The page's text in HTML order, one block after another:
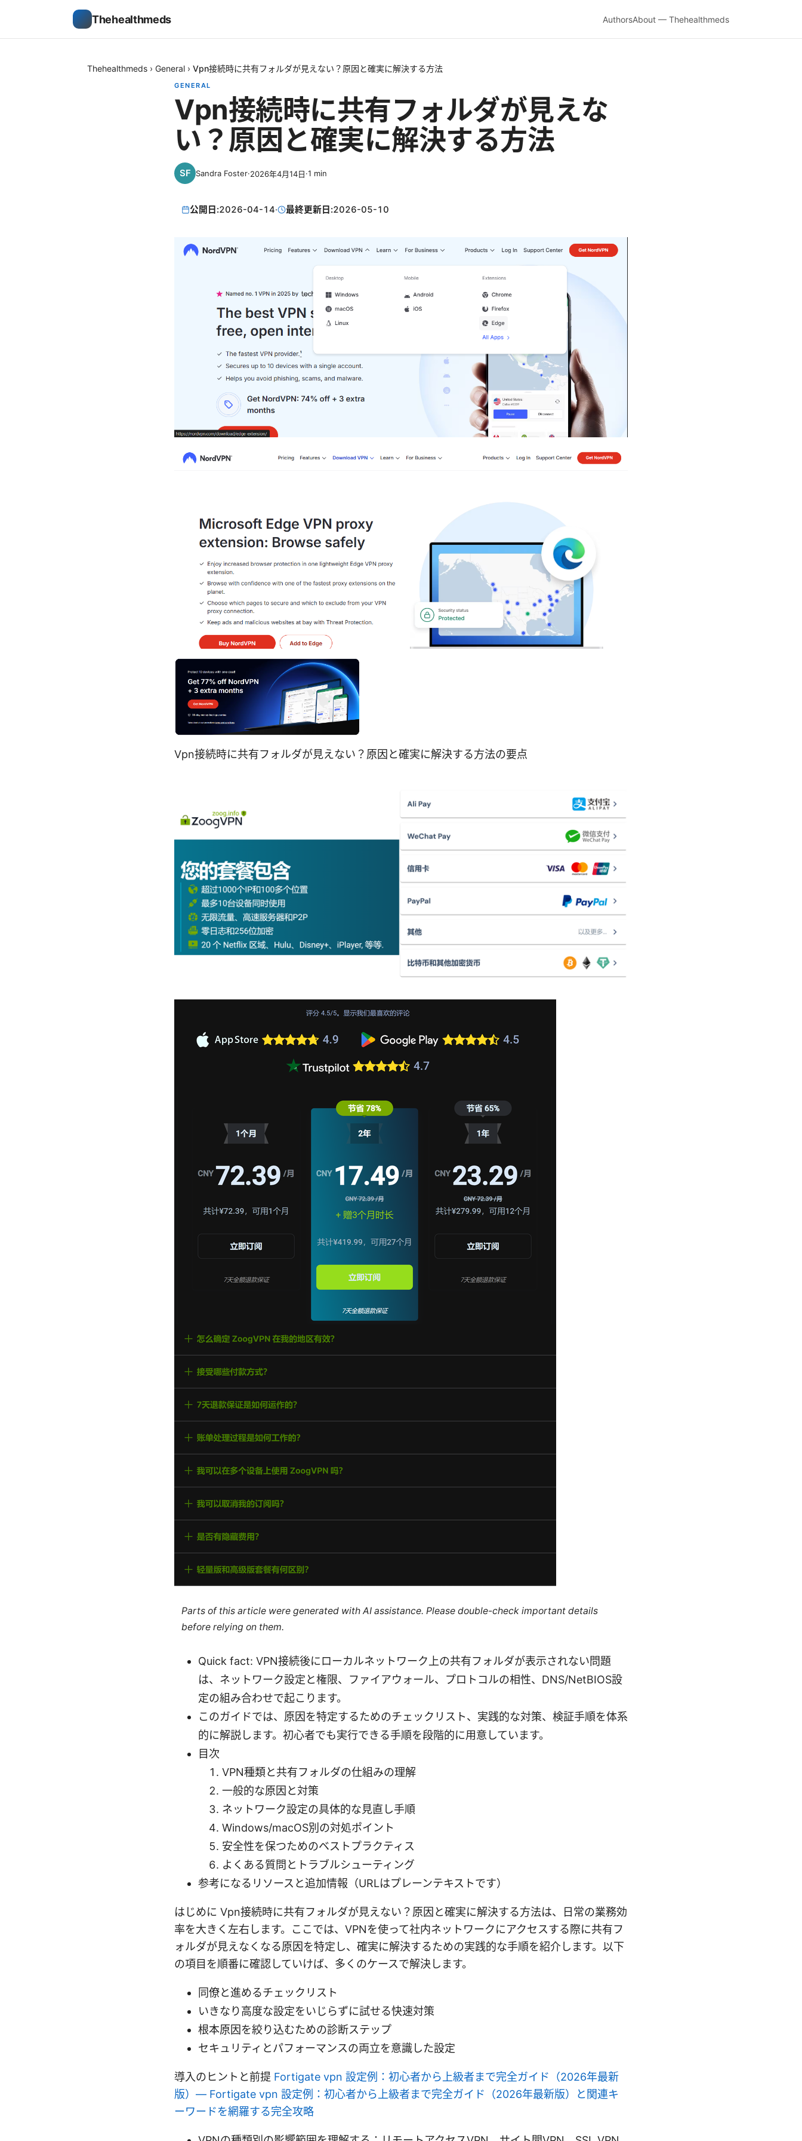
Thehealthmeds AuthorsAbout — Thehealthmeds
Thehealthmeds › General › Vpn接続時に共有フォルダが見えない？原因と確実に解決する方法
GENERAL
Vpn接続時に共有フォルダが見えな
い？原因と確実に解決する方法
Sandra Foster·2026年4月14日·1 min
公開日:2026-04-14· 最終更新日:2026-05-10
Vpn接続時に共有フォルダが見えない？原因と確実に解決する方法の要点
Parts of this article were generated with AI assistance. Please double-check important details
before relying on them.
Quick fact: VPN接続後にローカルネットワーク上の共有フォルダが表示されない問題
は、ネットワーク設定と権限、ファイアウォール、プロトコルの相性、DNS/NetBIOS設
定の組み合わせで起こります。
このガイドでは、原因を特定するためのチェックリスト、実践的な対策、検証手順を体系
的に解説します。初心者でも実行できる手順を段階的に用意しています。
目次
VPN種類と共有フォルダの仕組みの理解
一般的な原因と対策
ネットワーク設定の具体的な見直し手順
Windows/macOS別の対処ポイント
安全性を保つためのベストプラクティス
よくある質問とトラブルシューティング
参考になるリソースと追加情報（URLはプレーンテキストです）
はじめに Vpn接続時に共有フォルダが見えない？原因と確実に解決する方法は、日常の業務効
率を大きく左右します。ここでは、VPNを使って社内ネットワークにアクセスする際に共有フ
ォルダが見えなくなる原因を特定し、確実に解決するための実践的な手順を紹介します。以下
の項目を順番に確認していけば、多くのケースで解決します。
同僚と進めるチェックリスト
いきなり高度な設定をいじらずに試せる快速対策
根本原因を絞り込むための診断ステップ
セキュリティとパフォーマンスの両立を意識した設定
導入のヒントと前提 Fortigate vpn 設定例：初心者から上級者まで完全ガイド（2026年最新
版）— Fortigate vpn 設定例：初心者から上級者まで完全ガイド（2026年最新版）と関連キ
ーワードを網羅する完全攻略